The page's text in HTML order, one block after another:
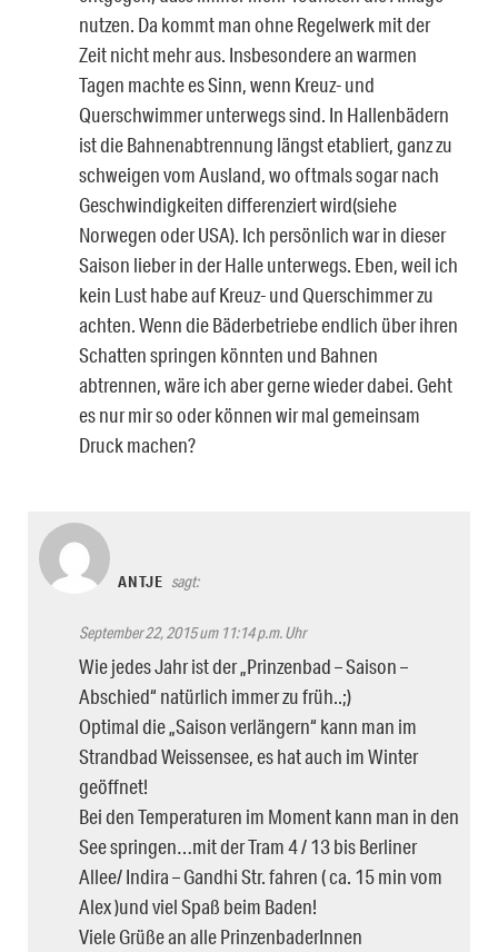
nutzen. Da kommt man ohne Regelwerk mit der
Zeit nicht mehr aus. Insbesondere an warmen
Tagen machte es Sinn, wenn Kreuz- und
Querschwimmer unterwegs sind. In Hallenbädern
ist die Bahnenabtrennung längst etabliert, ganz zu
schweigen vom Ausland, wo oftmals sogar nach
Geschwindigkeiten differenziert wird(siehe
Norwegen oder USA). Ich persönlich war in dieser
Saison lieber in der Halle unterwegs. Eben, weil ich
kein Lust habe auf Kreuz- und Querschimmer zu
achten. Wenn die Bäderbetriebe endlich über ihren
Schatten springen könnten und Bahnen
abtrennen, wäre ich aber gerne wieder dabei. Geht
es nur mir so oder können wir mal gemeinsam
Druck machen?
ANTJE sagt:
September 22, 2015 um 11:14 p.m. Uhr
Wie jedes Jahr ist der „Prinzenbad – Saison –
Abschied“ natürlich immer zu früh..;)
Optimal die „Saison verlängern“ kann man im
Strandbad Weissensee, es hat auch im Winter
geöffnet!
Bei den Temperaturen im Moment kann man in den
See springen…mit der Tram 4 / 13 bis Berliner
Allee/ Indira – Gandhi Str. fahren ( ca. 15 min vom
Alex )und viel Spaß beim Baden!
Viele Grüße an alle PrinzenbaderInnen